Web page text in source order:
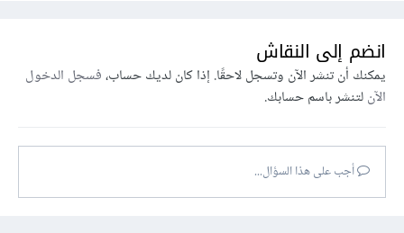
انضم إلى النقاش
يمكنك أن تنشر الآن وتسجل لاحقًا. إذا كان لديك حساب،فسجل الدخول
الآنلتنشر باسم حسابك.
أجب على هذا السؤال...